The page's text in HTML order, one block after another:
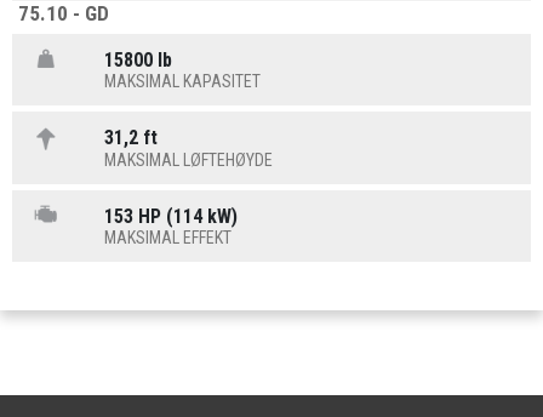
75.10 - GD
15800 lb
MAKSIMAL KAPASITET
31,2 ft
MAKSIMAL LØFTEHØYDE
153 HP (114 kW)
MAKSIMAL EFFEKT